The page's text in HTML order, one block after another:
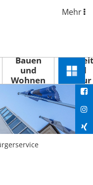
Mehr
Bauen
und
Wohnen
Freizeit
und
Kultur
Menü